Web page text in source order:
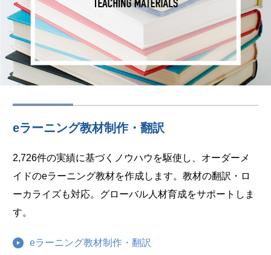
eラーニング教材制作・翻訳
2,726件の実績に基づくノウハウを駆使し、オーダーメ
イドのeラーニング教材を作成します。教材の翻訳・ロ
ーカライズも対応。グローバル人材育成をサポートしま
す。
eラーニング教材制作・翻訳